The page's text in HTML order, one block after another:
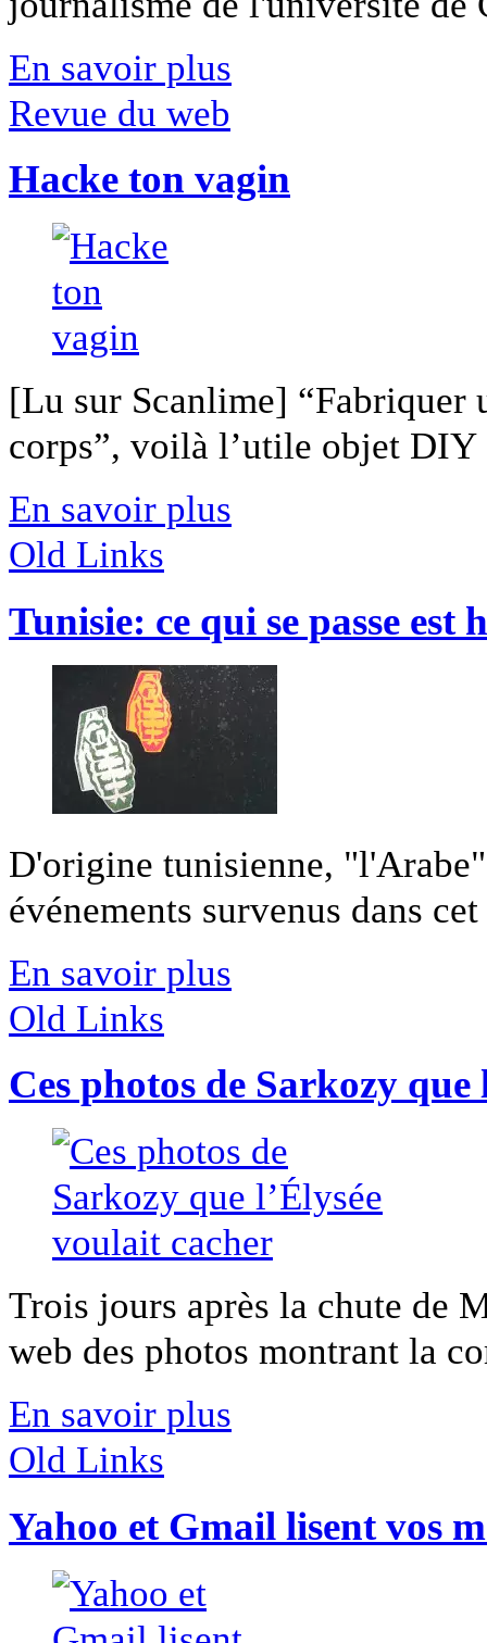
En savoir plus
Revue du web
Hacke ton vagin
[Lu sur Scanlime] “Fabriquer
corps”, voilà l’utile objet
En savoir plus
Old Links
Tunisie: ce qui se passe est
D'origine tunisienne,
événements survenus dans
En savoir plus
Old Links
Ces photos de Sarkozy
Trois jours après la chute de
web des photos montrant la
En savoir plus
Old Links
Yahoo et Gmail lisent vos